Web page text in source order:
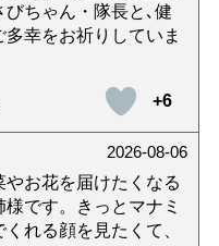
ちゃん・隊長と､健
幸をお祈りしていま
+6
2026-08-06
やお花を届けたくなる
です。きっとマナミ
れる顔を見たくて、